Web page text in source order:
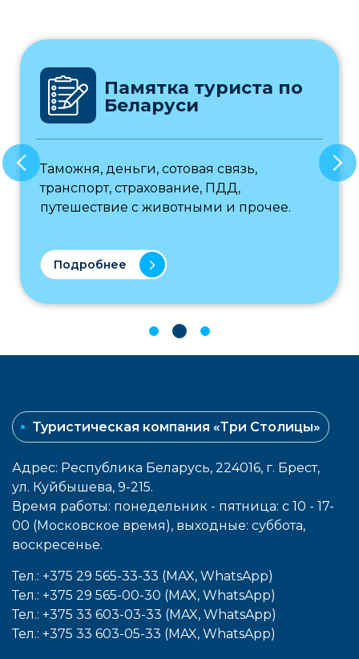
Памятка туриста по
Беларуси
Таможня, деньги, сотовая связь,
транспорт, страхование, ПДД,
путешествие с животными и прочее.
Подробнее
Туристическая компания «Три Столицы»
Адрес: Республика Беларусь, 224016, г. Брест,
ул. Куйбышева, 9-215.
Время работы: понедельник - пятница: с 10 - 17-
00 (Московское время), выходные: cуббота,
воcкресенье.
Тел.: +375 29 565-33-33 (MAX, WhatsApp)
Тел.: +375 29 565-00-30 (MAX, WhatsApp)
Тел.: +375 33 603-03-33 (MAX, WhatsApp)
Тел.: +375 33 603-05-33 (MAX, WhatsApp)